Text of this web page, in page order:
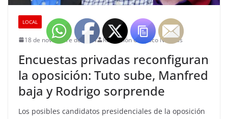
LOCAL
18 de noviembre de 2024 Redacción Chapaco Noticias
Encuestas privadas reconfiguran
la oposición: Tuto sube, Manfred
baja y Rodrigo sorprende
Los posibles candidatos presidenciales de la oposición